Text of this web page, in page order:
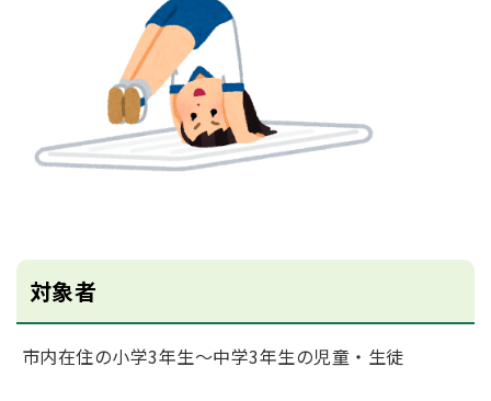
対象者
市内在住の小学3年生～中学3年生の児童・生徒